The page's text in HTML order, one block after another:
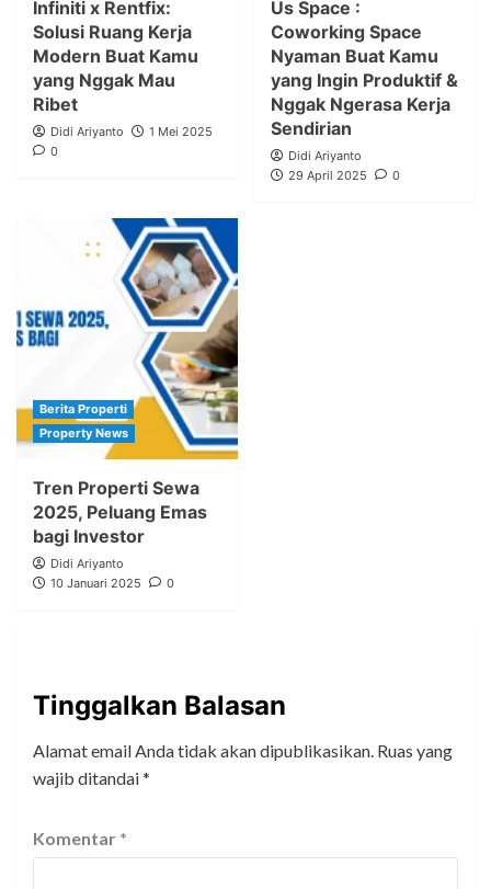
Infiniti x Rentfix:
Solusi Ruang Kerja
Modern Buat Kamu
yang Nggak Mau
Ribet
Didi Ariyanto
1 Mei 2025
0
Us Space :
Coworking Space
Nyaman Buat Kamu
yang Ingin Produktif &
Nggak Ngerasa Kerja
Sendirian
Didi Ariyanto
29 April 2025
0
Berita Properti
Property News
Tren Properti Sewa
2025, Peluang Emas
bagi Investor
Didi Ariyanto
10 Januari 2025
0
Tinggalkan Balasan
Alamat email Anda tidak akan dipublikasikan. Ruas yang
wajib ditandai*
Komentar *